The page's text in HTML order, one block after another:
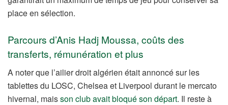
place en sélection.
Parcours d’Anis Hadj Moussa, coûts des
transferts, rémunération et plus
A noter que l’ailier droit algérien était annoncé sur les
tablettes du LOSC, Chelsea et Liverpool durant le mercato
hivernal, maisson club avait bloqué son départ. Il reste à